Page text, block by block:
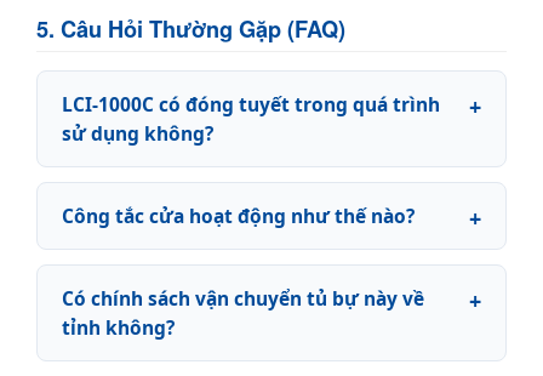
5. Câu Hỏi Thường Gặp (FAQ)
LCI-1000C có đóng tuyết trong quá trình
sử dụng không?
Công tắc cửa hoạt động như thế nào?
Có chính sách vận chuyển tủ bự này về
tỉnh không?